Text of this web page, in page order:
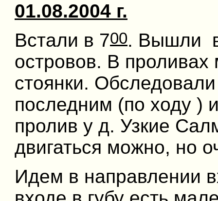
01.08.2004 г.
Встали в 700. Вышли
островов. В
стоянки.
последним (по ходу )
пролив у д. Узкие
двигаться можно, но
Идем в направлении